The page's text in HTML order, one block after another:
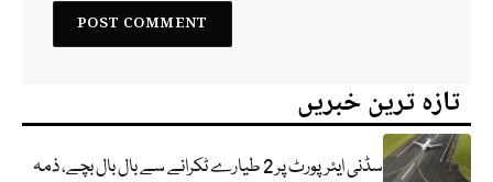
تازہ ترین خبریں
سڈنی ایئرپورٹ پر 2 طیارے ٹکرانے سے بال بال بچے، ذمہ